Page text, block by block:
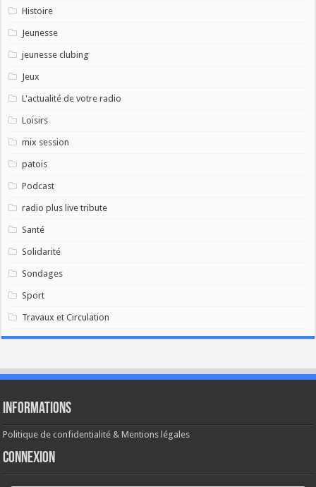
Histoire
Jeunesse
jeunesse clubing
Jeux
L'actualité de votre radio
Loisirs
mix session
patois
Podcast
radio plus live tribute
Santé
Solidarité
Sondages
Sport
Travaux et Circulation
Informations
Politique de confidentialité & Mentions légales
Connexion